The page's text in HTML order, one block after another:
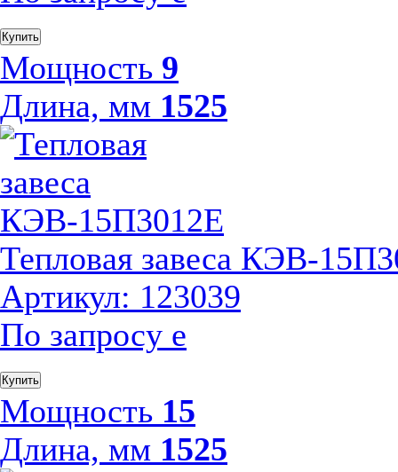
Купить
Мощность 9
Длина, мм 1525
Тепловая завеса КЭВ-
Артикул: 123039
По запросу е
Купить
Мощность 15
Длина, мм 1525